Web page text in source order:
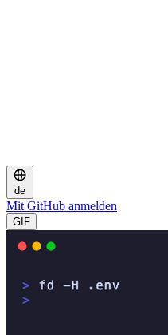
de
Mit GitHub anmelden
GIF